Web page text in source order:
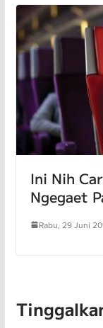
Ini Nih
Ngegaet
Rabu, 29 Juni